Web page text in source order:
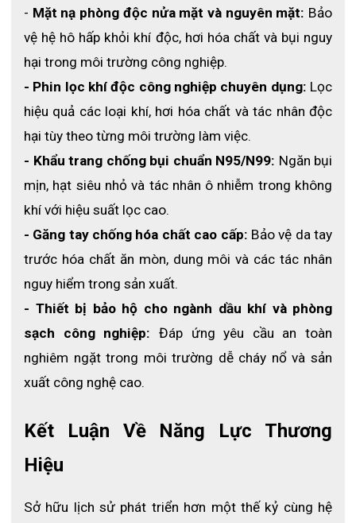
- Mặt nạ phòng độc nửa mặt và nguyên mặt: Bảo
vệ hệ hô hấp khỏi khí độc, hơi hóa chất và bụi nguy
hại trong môi trường công nghiệp.
- Phin lọc khí độc công nghiệp chuyên dụng: Lọc
hiệu quả các loại khí, hơi hóa chất và tác nhân độc
hại tùy theo từng môi trường làm việc.
- Khẩu trang chống bụi chuẩn N95/N99: Ngăn bụi
mịn, hạt siêu nhỏ và tác nhân ô nhiễm trong không
khí với hiệu suất lọc cao.
- Găng tay chống hóa chất cao cấp: Bảo vệ da tay
trước hóa chất ăn mòn, dung môi và các tác nhân
nguy hiểm trong sản xuất.
- Thiết bị bảo hộ cho ngành dầu khí và phòng
sạch công nghiệp: Đáp ứng yêu cầu an toàn
nghiêm ngặt trong môi trường dễ cháy nổ và sản
xuất công nghệ cao.
Kết Luận Về Năng Lực Thương
Hiệu
Sở hữu lịch sử phát triển hơn một thế kỷ cùng hệ